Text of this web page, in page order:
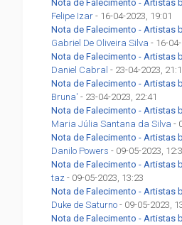
Nota de Falecimento - Artistas
Felipe Izar - 16-04-2023, 19:01
Nota de Falecimento - Artistas
Gabriel De Oliveira Silva - 16-
Nota de Falecimento - Artistas
Daniel Cabral - 23-04-2023,
Nota de Falecimento - Artistas
Bruna' - 23-04-2023, 22:41
Nota de Falecimento - Artistas
Maria Júlia Santana da Silva -
Nota de Falecimento - Artistas
Danilo Powers - 09-05-2023,
Nota de Falecimento - Artistas
taz - 09-05-2023, 13:23
Nota de Falecimento - Artistas
Duke de Saturno - 09-05-2023,
Nota de Falecimento - Artistas